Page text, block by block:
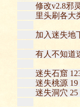
修改v2.8邪灵
里头刷各大类
加入迷失地下
有人不知道迷
迷失石窟 123
迷失桃源 19
迷失洞穴 25